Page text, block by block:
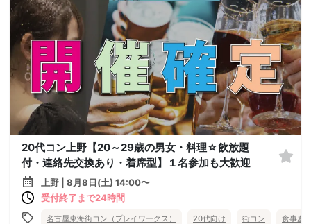
20代コン上野【20～29歳の男女・料理☆飲放題
付・連絡先交換あり・着席型】１名参加も大歓迎
上野 | 8月8日(土) 14:00〜
受付終了まで24時間
名古屋東海街コン（プレイワークス） 20代向け 街コン 食事あ